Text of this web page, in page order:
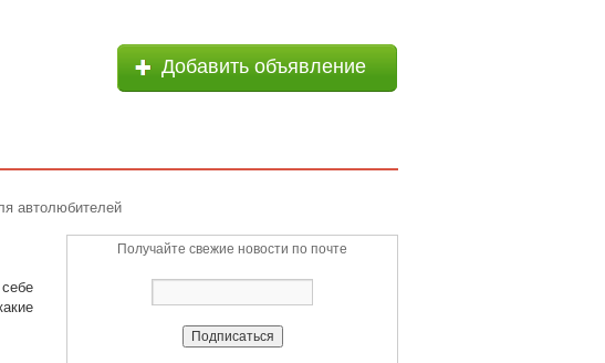
Добавить объявление
автолюбителей
Получайте свежие новости по почте